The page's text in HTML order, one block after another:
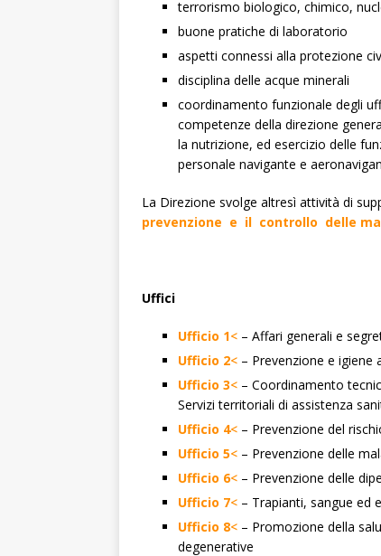
terrorismo biologico, chimico,
buone pratiche di laboratorio
aspetti connessi alla protezione
disciplina delle acque minerali
coordinamento funzionale degli
competenze della direzione
la nutrizione, ed esercizio delle
personale navigante e
La Direzione svolge altresì attività di
prevenzione e il controllo delle
Uffici
Ufficio 1< – Affari generali e
Ufficio 2< – Prevenzione e igiene
Ufficio 3< – Coordinamento
Servizi territoriali di assistenza
Ufficio 4< – Prevenzione del
Ufficio 5< – Prevenzione delle
Ufficio 6< – Prevenzione delle
Ufficio 7< – Trapianti, sangue ed
Ufficio 8< – Promozione della
degenerative